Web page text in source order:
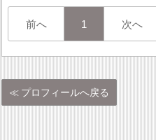
前へ 1 次へ
プロフィールへ戻る